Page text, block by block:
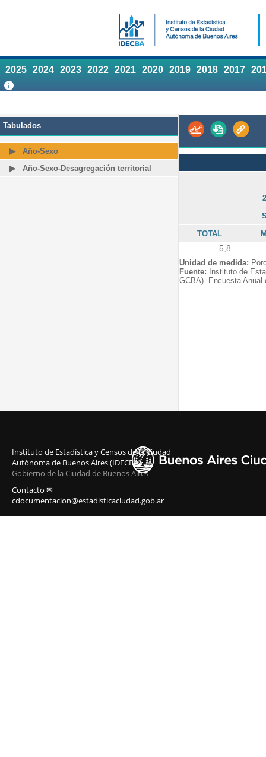
2025 2024 2023 2022 2021 2020 2019 2018 2017
Tabulados
Año-Sexo
Año-Sexo-Desagregación territorial
TOTAL
5,8
Unidad de medida:
Fuente: Instituto de
GCBA). Encuesta Anual
Instituto de Estadística y Censos de la Ciudad
Autónoma de Buenos Aires (IDECBA)
Gobierno de la Ciudad de Buenos Aires
Contacto ✉
cdocumentacion@estadisticaciudad.gob.ar